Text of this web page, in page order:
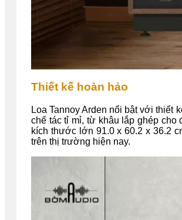
Thiết kế hoàn hảo
Loa Tannoy Arden nổi bật với thiết
chế tác tỉ mỉ, từ khâu lắp ghép cho
kích thước lớn 91.0 x 60.2 x 36.2
trên thị trường hiện nay.